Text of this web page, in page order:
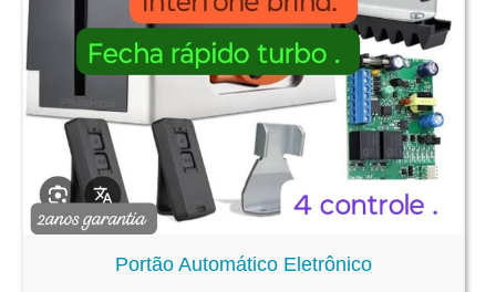
Portão Automático Eletrônico